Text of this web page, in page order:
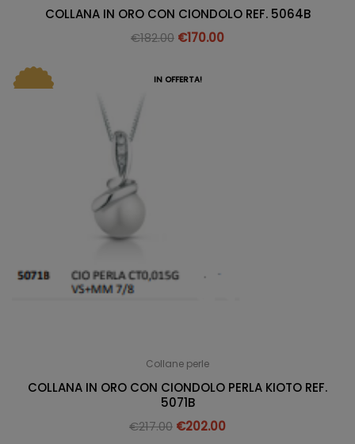
COLLANA IN ORO CON CIONDOLO REF. 5064B
€182.00 €170.00
IN OFFERTA!
Collane perle
COLLANA IN ORO CON CIONDOLO PERLA KIOTO REF.
5071B
€217.00 €202.00